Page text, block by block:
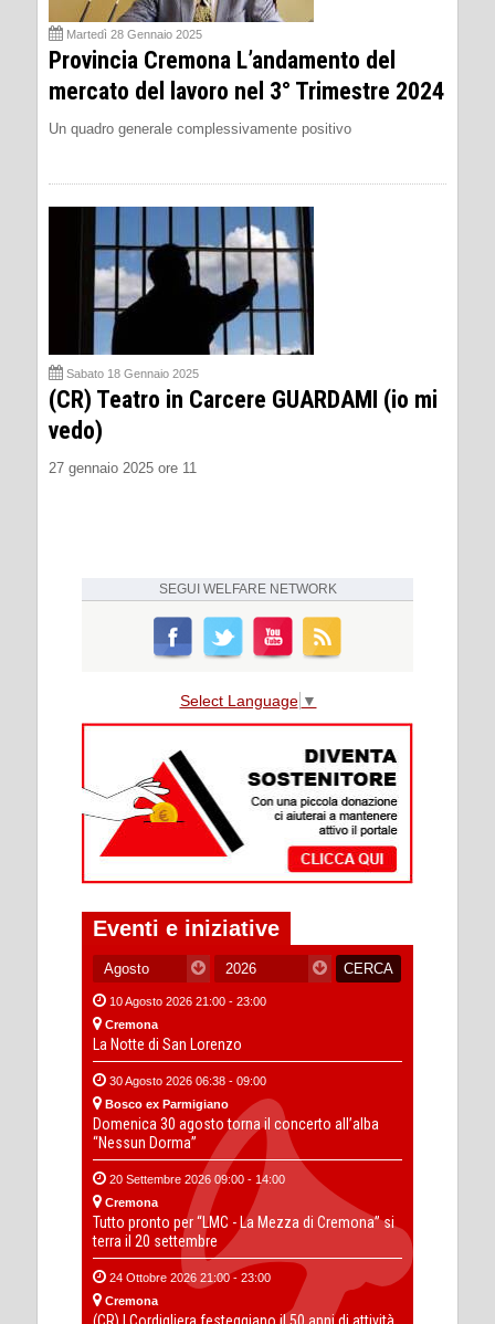
Martedì 28 Gennaio 2025
Provincia Cremona L’andamento del
mercato del lavoro nel 3° Trimestre 2024
Un quadro generale complessivamente positivo
Sabato 18 Gennaio 2025
(CR) Teatro in Carcere GUARDAMI (io mi
vedo)
27 gennaio 2025 ore 11
SEGUI WELFARE NETWORK
Select Language ▼
Eventi e iniziative
10 Agosto 2026 21:00 - 23:00
Cremona
La Notte di San Lorenzo
30 Agosto 2026 06:38 - 09:00
Bosco ex Parmigiano
Domenica 30 agosto torna il concerto all’alba
“Nessun Dorma”
20 Settembre 2026 09:00 - 14:00
Cremona
Tutto pronto per “LMC - La Mezza di Cremona” si
terra il 20 settembre
24 Ottobre 2026 21:00 - 23:00
Cremona
(CR) I Cordigliera festeggiano il 50 anni di attività